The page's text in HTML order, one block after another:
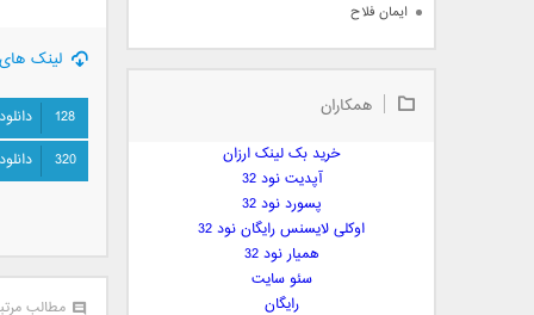
لینک
128
320
مطالب
ایمان فلاح
بابک جهانبخش
بابک مافی
بهنام صفوی
همکاران
خرید بک لینک ارزان
آپدیت نود 32
پسورد نود 32
اوکلی لایسنس رایگان نود 32
همیار نود 32
سئو سایت
رایگان